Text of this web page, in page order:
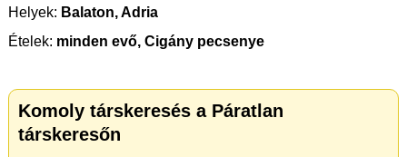
Helyek: Balaton, Adria
Ételek: minden evő, Cigány pecsenye
Komoly társkeresés a Páratlan
társkeresőn